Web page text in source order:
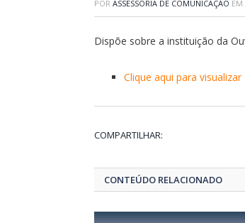
POR ASSESSORIA DE COMUNICAÇÃO EM
Dispõe sobre a instituição da
Clique aqui para visualizar
COMPARTILHAR:
CONTEÚDO RELACIONADO